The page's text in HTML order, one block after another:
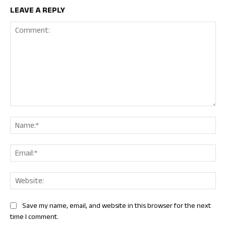
LEAVE A REPLY
Save my name, email, and website in this browser for the next
time I comment.